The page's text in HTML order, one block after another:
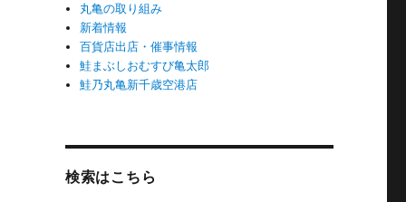
丸亀の取り組み
新着情報
百貨店出店・催事情報
鮭まぶしおむすび亀太郎
鮭乃丸亀新千歳空港店
検索はこちら